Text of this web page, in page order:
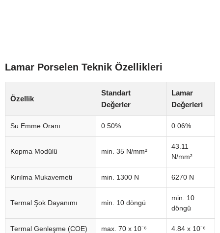
Lamar Porselen Teknik Özellikleri
Özellik
Standart
Değerler
Lamar
Değerleri
Su Emme Oranı 0.50% 0.06%
Kopma Modülü min. 35 N/mm²
43.11
N/mm²
Kırılma Mukavemeti min. 1300 N 6270 N
Termal Şok Dayanımı min. 10 döngü
min. 10
döngü
Termal Genleşme (COE) max. 70 x 10⁻⁶ 4.84 x 10⁻⁶